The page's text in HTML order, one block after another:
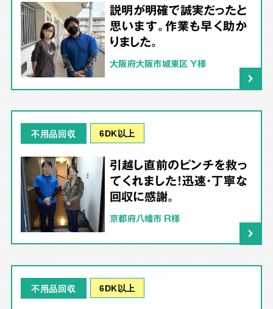
説明が明確で誠実だったと
思います。作業も早く助か
りました。
大阪府大阪市城東区 Y様
不用品回収 6DK以上
引越し直前のピンチを救っ
てくれました！迅速・丁寧な
回収に感謝。
京都府八幡市 R様
不用品回収 6DK以上